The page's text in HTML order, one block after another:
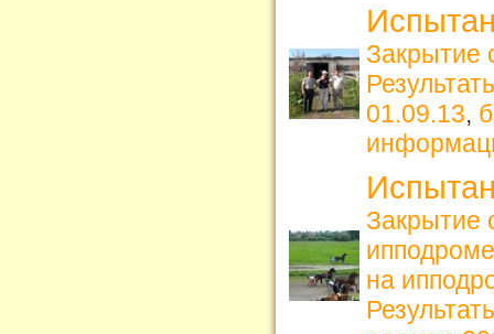
Закрытие
01.09.13,
Закрытие
ипподроме
на